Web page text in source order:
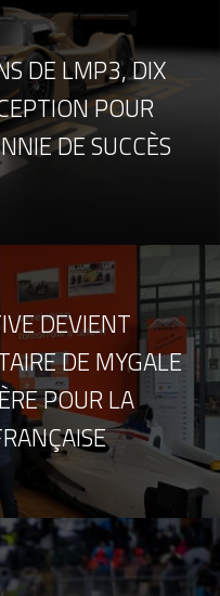
DE LMP3, DIX
POUR
DE SUCCÈS
DEVIENT
DE MYGALE
POUR LA